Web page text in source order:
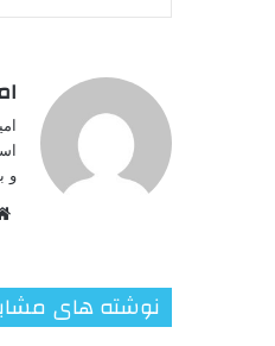
و
نوشته های